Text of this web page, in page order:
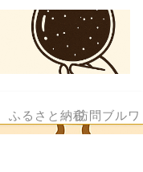
ふるさと納税訪問ブル